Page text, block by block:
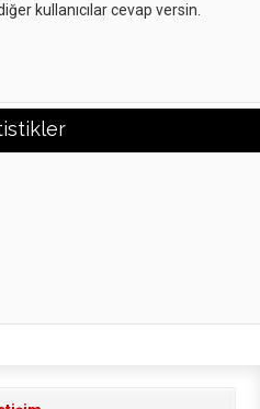
kullanıcılar cevap versin.